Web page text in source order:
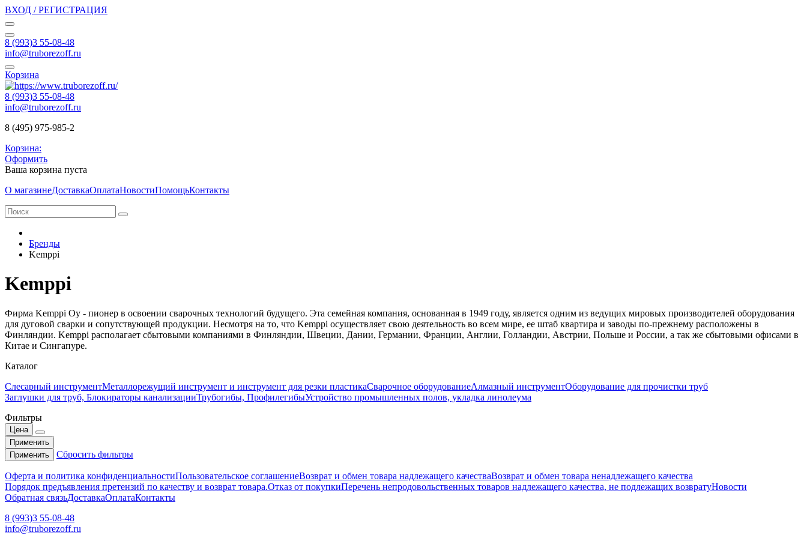
ВХОД / РЕГИСТРАЦИЯ
8 (993)3 55-08-48
info@truborezoff.ru
Корзина
8 (993)3 55-08-48
info@truborezoff.ru
8 (495) 975-985-2
Корзина:
Оформить
Ваша корзина пуста
О магазинеДоставкаОплатаНовостиПомощьКонтакты
Бренды
Kemppi
Kemppi
Фирма Kemppi Oy - пионер в освоении сварочных технологий будущего. Эта семейная компания, основанная в 1949 году, является одним из ведущих мировых производителей оборудования
для дуговой сварки и сопутствующей продукции. Несмотря на то, что Kemppi осуществляет свою деятельность во всем мире, ее штаб квартира и заводы по-прежнему расположены в
Финляндии. Kemppi располагает сбытовыми компаниями в Финляндии, Швеции, Дании, Германии, Франции, Англии, Голландии, Австрии, Польше и России, а так же сбытовыми офисами в
Китае и Сингапуре.
Каталог
Слесарный инструментМеталлорежущий инструмент и инструмент для резки пластикаСварочное оборудованиеАлмазный инструментОборудование для прочистки труб
Заглушки для труб, Блокираторы канализацииТрубогибы, ПрофилегибыУстройство промышленных полов, укладка линолеума
Фильтры
Цена
Применить
Применить
Сбросить фильтры
Оферта и политика конфиденциальностиПользовательское соглашениеВозврат и обмен товара надлежащего качестваВозврат и обмен товара ненадлежащего качества
Порядок предъявления претензий по качеству и возврат товара.Отказ от покупкиПеречень непродовольственных товаров надлежащего качества, не подлежащих возвратуНовости
Обратная связьДоставкаОплатаКонтакты
8 (993)3 55-08-48
info@truborezoff.ru